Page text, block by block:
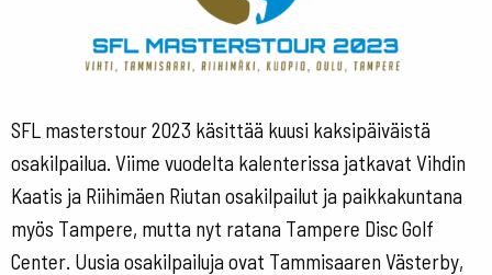
SFL masterstour 2023 käsittää kuusi kaksipäiväistä
osakilpailua. Viime vuodelta kalenterissa jatkavat Vihdin
Kaatis ja Riihimäen Riutan osakilpailut ja paikkakuntana
myös Tampere, mutta nyt ratana Tampere Disc Golf
Center. Uusia osakilpailuja ovat Tammisaaren Västerby,